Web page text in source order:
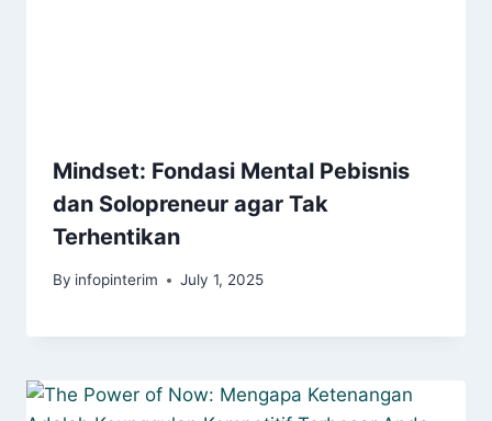
Mindset: Fondasi Mental Pebisnis
dan Solopreneur agar Tak
Terhentikan
By infopinterim July 1, 2025